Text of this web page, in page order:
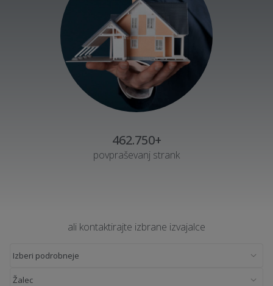
462.750+
povpraševanj strank
ali kontaktirajte izbrane izvajalce